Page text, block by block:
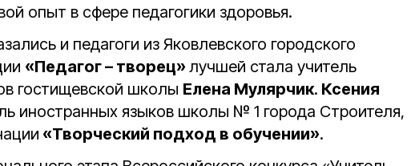
опыт в сфере педагогики здоровья.
и педагоги из Яковлевского городского
«Педагог – творец»лучшей стала учитель
гостищевской школы Елена Мулярчик. Ксения
иностранных языков школы № 1 города Строителя,
«Творческий подход в обучении».